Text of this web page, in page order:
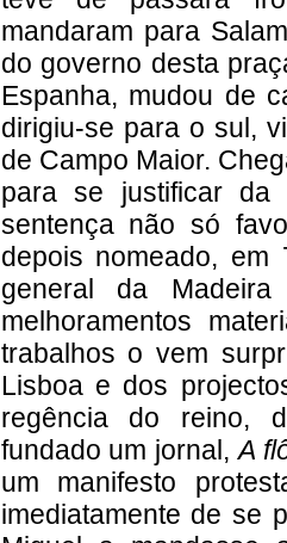
mandaram para
do governo desta
Espanha, mudou de
dirigiu-se para o sul,
de Campo Maior.
para se justificar da
sentença não só
depois nomeado,
general da
melhoramentos
trabalhos o vem
Lisboa e dos
regência do reino,
fundado um jornal,A
um manifesto
imediatamente de se